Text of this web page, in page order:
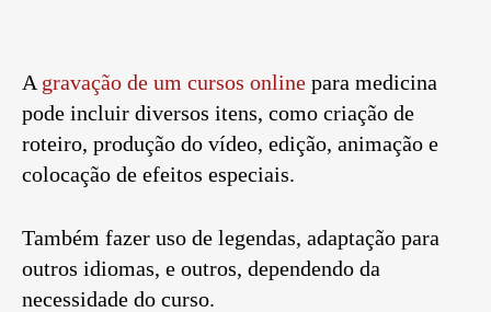
A gravação de um cursos online para medicina
pode incluir diversos itens, como criação de
roteiro, produção do vídeo, edição, animação e
colocação de efeitos especiais.
Também fazer uso de legendas, adaptação para
outros idiomas, e outros, dependendo da
necessidade do curso.